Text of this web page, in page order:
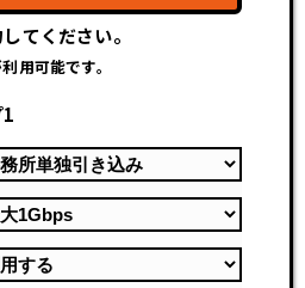
てください。
用可能です。